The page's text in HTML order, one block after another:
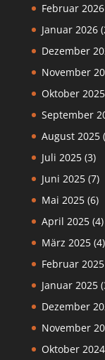
Februar 2026
Januar 2026
Dezember
November
Oktober 2025
September
August 2025
Juli 2025(3)
Juni 2025(7)
Mai 2025(6)
April 2025(4)
März 2025(4)
Februar 2025
Januar 2025
Dezember
November
Oktober 2024